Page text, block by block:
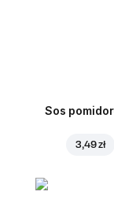
Sos
3,49 zł